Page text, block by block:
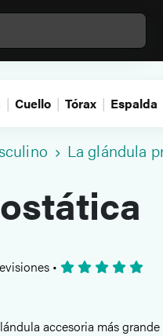
Cuello Tórax Espalda
La glándula
•
accesoria más